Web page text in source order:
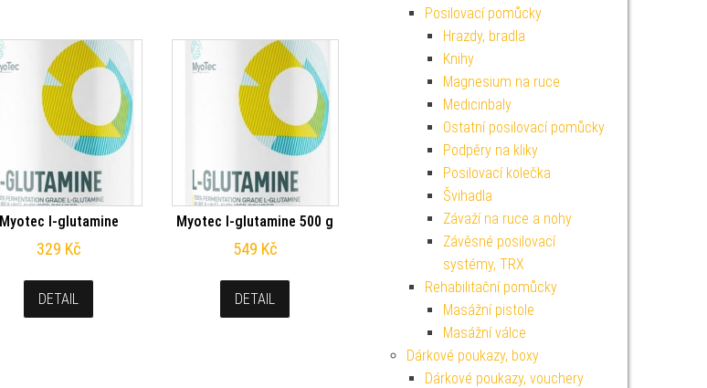
Myotec l-glutamine
329 Kč
DETAIL
Myotec l-glutamine 500 g
549 Kč
DETAIL
Posilovací pomůcky
Hrazdy, bradla
Knihy
Magnesium na ruce
Medicinbaly
Ostatní posilovací pomůcky
Podpěry na kliky
Posilovací kolečka
Švihadla
Závaží na ruce a nohy
Závěsné posilovací
systémy, TRX
Rehabilitační pomůcky
Masážní pistole
Masážní válce
Dárkové poukazy, boxy
Dárkové poukazy, vouchery